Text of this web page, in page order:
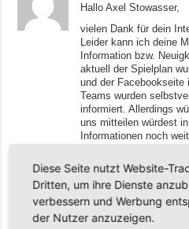
Hallo Axel Stowasser,
vielen Dank für dein
Leider kann ich deine
Information bzw.
aktuell der Spielplan
und der
Teams wurden
informiert. Allerdings
uns mitteilen würdest
Informationen noch
Des Weiteren kann ich
Anfrage über Facebook
max. einer Stunde
Ich hoffe du kommst
dem Turnier :-). Ich
Diese Seite nutzt Website-
Dritten, um ihre Dienste
verbessern und Werbung
der Nutzer anzuzeigen.